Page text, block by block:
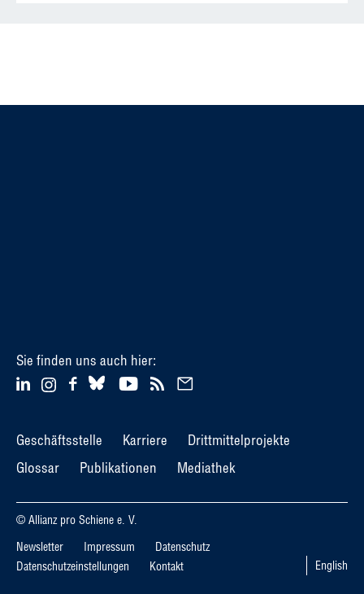
Sie finden uns auch hier:
Geschäftsstelle Karriere
Drittmittelprojekte
Glossar
Publikationen Mediathek
© Allianz pro Schiene e. V.
Newsletter
Impressum
Datenschutz
Datenschutzeinstellungen
Kontakt English